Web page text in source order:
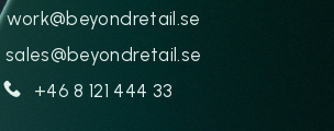
work@beyondretail.se
sales@beyondretail.se
+46 8 121 444 33